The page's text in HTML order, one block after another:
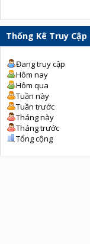
Thống Kê Truy Cập
Đang truy cập
Hôm nay
Hôm qua
Tuần này
Tuần trước
Tháng này
Tháng trước
Tổng cộng